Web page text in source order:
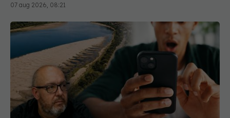
07 aug 2026, 08:21